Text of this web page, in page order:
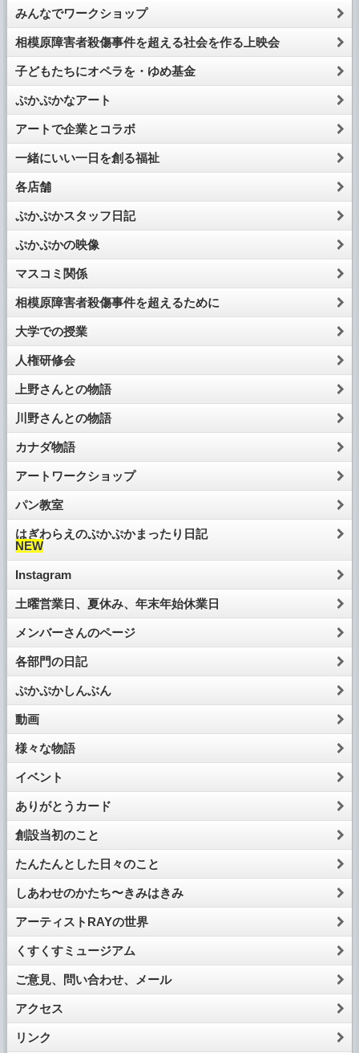
みんなでワークショップ
相模原障害者殺傷事件を超える社会を作る上映会
子どもたちにオペラを・ゆめ基金
ぷかぷかなアート
アートで企業とコラボ
一緒にいい一日を創る福祉
各店舗
ぷかぷかスタッフ日記
ぷかぷかの映像
マスコミ関係
相模原障害者殺傷事件を超えるために
大学での授業
人権研修会
上野さんとの物語
川野さんとの物語
カナダ物語
アートワークショップ
パン教室
はぎわらえのぷかぷかまったり日記
NEW
Instagram
土曜営業日、夏休み、年末年始休業日
メンバーさんのページ
各部門の日記
ぷかぷかしんぶん
動画
様々な物語
イベント
ありがとうカード
創設当初のこと
たんたんとした日々のこと
しあわせのかたち〜きみはきみ
アーティストRAYの世界
くすくすミュージアム
ご意見、問い合わせ、メール
アクセス
リンク